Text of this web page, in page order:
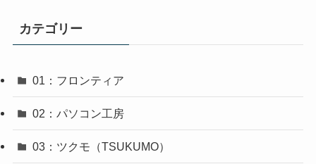
カテゴリー
01：フロンティア
02：パソコン工房
03：ツクモ（TSUKUMO）